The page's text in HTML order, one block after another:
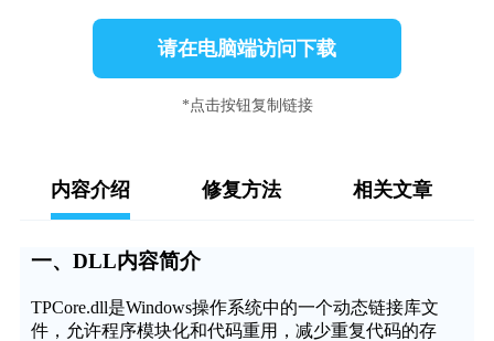
请在电脑端访问下载
*点击按钮复制链接
内容介绍 修复方法 相关文章
一、DLL内容简介
TPCore.dll是Windows操作系统中的一个动态链接库文
件，允许程序模块化和代码重用，减少重复代码的存